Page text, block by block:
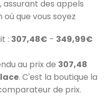
des appels
que vous soyez
: 307,48€ - 349,99€
au prix de 307,48
. C'est la boutique la
de prix.